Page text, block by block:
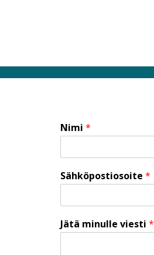
Nimi *
Sähköpostiosoite *
Jätä minulle viesti *